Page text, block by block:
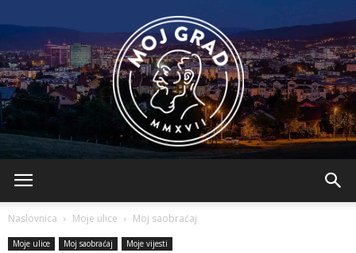
Naslovnica Moje ulice Moj saobraćaj
Moje ulice Moj saobraćaj Moje vijesti